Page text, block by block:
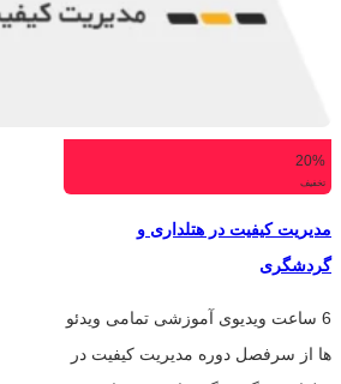
20%
تخفیف
مدیریت کیفیت در هتلداری و
گردشگری
6 ساعت ویدیوی آموزشی تمامی ویدئو
ها از سرفصل دوره مدیریت کیفیت در